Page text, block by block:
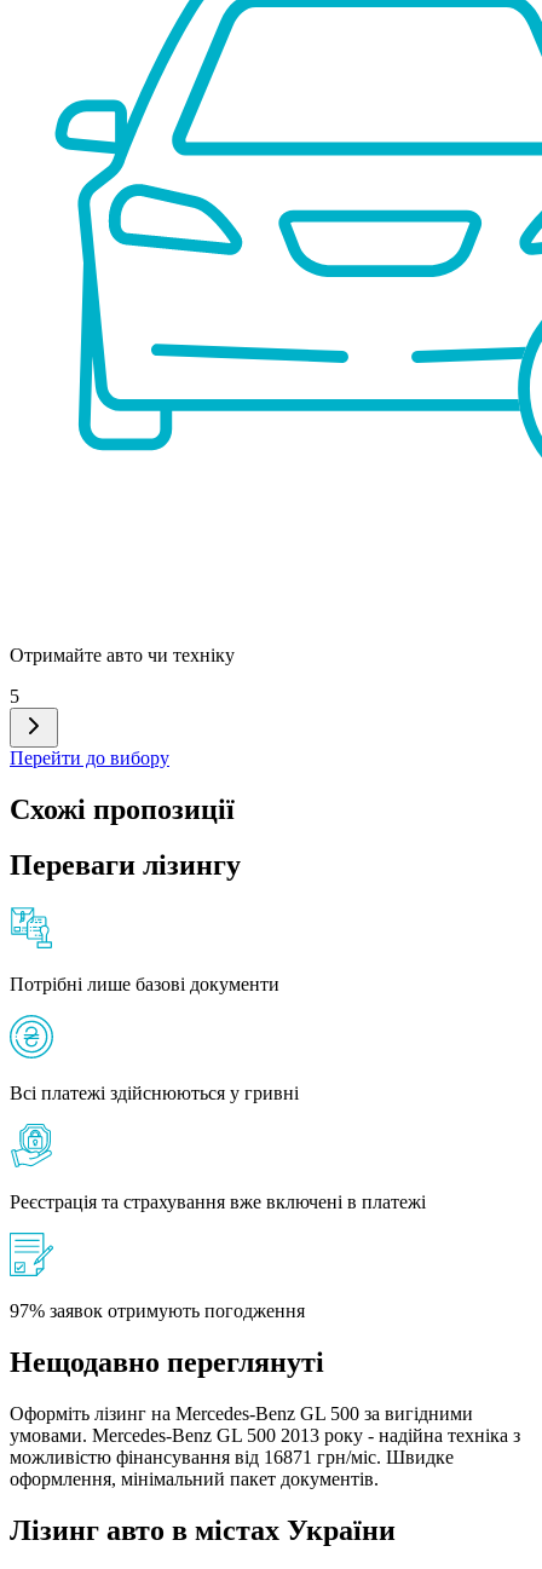
Отримайте авто чи техніку
5
Перейти до вибору
Схожі пропозиції
Переваги лізингу
Потрібні лише базові документи
Всі платежі здійснюються у гривні
Реєстрація та страхування вже включені в платежі
97% заявок отримують погодження
Нещодавно переглянуті
Оформіть лізинг на Mercedes-Benz GL 500 за вигідними
умовами. Mercedes-Benz GL 500 2013 року - надійна техніка з
можливістю фінансування від 16871 грн/міс. Швидке
оформлення, мінімальний пакет документів.
Лізинг авто в містах України